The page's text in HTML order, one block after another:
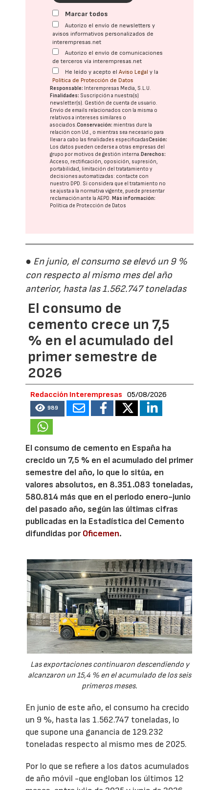
Marcar todos
Autorizo el envío de newsletters y
avisos informativos personalizados de
interempresas.net
Autorizo el envío de comunicaciones
de terceros vía interempresas.net
He leído y acepto elAviso Legal y la
Política de Protección de Datos
Responsable: Interempresas Media, S.L.U.
Finalidades: Suscripción a nuestra(s)
newsletter(s). Gestión de cuenta de usuario.
Envío de emails relacionados con la misma o
relativos a intereses similares o
asociados.Conservación: mientras dure la
relación con Ud., o mientras sea necesario para
llevar a cabo las finalidades especificadasCesión:
Los datos pueden cederse a otras empresas del
grupo por motivos de gestión interna.Derechos:
Acceso, rectificación, oposición, supresión,
portabilidad, limitación del tratatamiento y
decisiones automatizadas: contacte con
nuestro DPD. Si considera que el tratamiento no
se ajusta a la normativa vigente, puede presentar
reclamación ante laAEPD.Más información:
Política de Protección de Datos
● En junio, el consumo se elevó un 9 %
con respecto al mismo mes del año
anterior, hasta las 1.562.747 toneladas
El consumo de
cemento crece un 7,5
% en el acumulado del
primer semestre de
2026
Redacción Interempresas 05/08/2026
989
El consumo de cemento en España ha
crecido un 7,5 % en el acumulado del primer
semestre del año, lo que lo sitúa, en
valores absolutos, en 8.351.083 toneladas,
580.814 más que en el periodo enero-junio
del pasado año, según las últimas cifras
publicadas en la Estadística del Cemento
difundidas porOficemen.
Las exportaciones continuaron descendiendo y
alcanzaron un 15,4 % en el acumulado de los seis
primeros meses.
En junio de este año, el consumo ha crecido
un 9 %, hasta las 1.562.747 toneladas, lo
que supone una ganancia de 129.232
toneladas respecto al mismo mes de 2025.
Por lo que se refiere a los datos acumulados
de año móvil -que engloban los últimos 12